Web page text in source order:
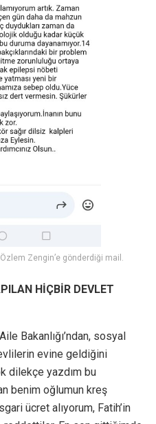
Zengin’e gönderdiği mail.
HİÇBİR DEVLET
Bakanlığı’ndan, sosyal
evine geldiğini
dilekçe yazdım bu
benim oğlumun kreş
ücret alıyorum, Fatih’in